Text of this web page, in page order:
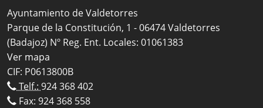
Ayuntamiento de Valdetorres
Parque de la Constitución, 1 - 06474 Valdetorres
(Badajoz) Nº Reg. Ent. Locales: 01061383
Ver mapa
CIF: P0613800B
Telf.: 924 368 402
Fax: 924 368 558